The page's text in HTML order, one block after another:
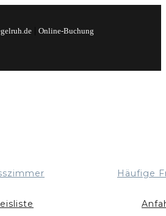
Online-Buchung
Häufige